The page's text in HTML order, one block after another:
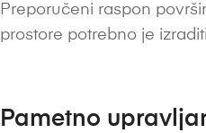
Preporučeni raspon
prostore potrebno je
Pametno